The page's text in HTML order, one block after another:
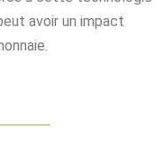
avoir un impact